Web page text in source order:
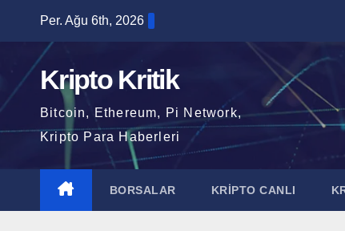
content
Per. Ağu 6th, 2026
Kripto Kritik
Bitcoin, Ethereum, Pi Network,
Kripto Para Haberleri
BORSALAR KRİPTO CANLI